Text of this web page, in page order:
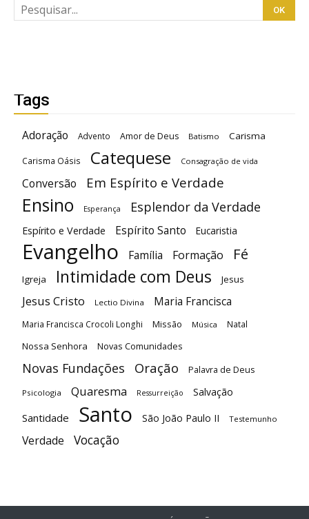
Tags
Adoração Advento Amor de Deus Batismo Carisma
Carisma Oásis Catequese Consagração de vida
Conversão Em Espírito e Verdade
Ensino Esperança Esplendor da Verdade
Espírito e Verdade Espírito Santo Eucaristia
Evangelho Família Formação Fé
Igreja Intimidade com Deus Jesus
Jesus Cristo Lectio Divina Maria Francisca
Maria Francisca Crocoli Longhi Missão Música Natal
Nossa Senhora Novas Comunidades
Novas Fundações Oração Palavra de Deus
Psicologia Quaresma Ressurreição Salvação
Santidade Santo São João Paulo II Testemunho
Verdade Vocação